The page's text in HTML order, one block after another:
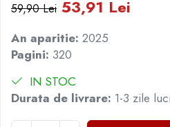
Elevi de 10 plus
Lecturi Scolare
Lumea Copilariei
Ma pregatesc pentru scoala
Manuale - Carte Scolara
Clasa a II-a
59,90 Lei 53,91 Lei
An aparitie: 2025
Pagini: 320
IN STOC
Durata de livrare: 1-3 zile